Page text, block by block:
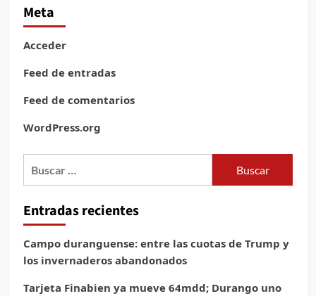
Meta
Acceder
Feed de entradas
Feed de comentarios
WordPress.org
Entradas recientes
Campo duranguense: entre las cuotas de Trump y
los invernaderos abandonados
Tarjeta Finabien ya mueve 64mdd; Durango uno